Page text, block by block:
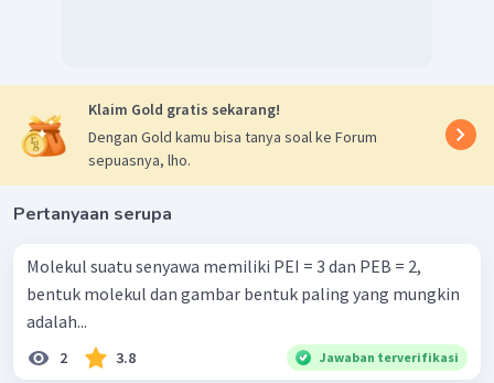
Klaim Gold gratis sekarang!
Dengan Gold kamu bisa tanya soal ke Forum
sepuasnya, lho.
Pertanyaan serupa
Molekul suatu senyawa memiliki PEI = 3 dan PEB = 2,
bentuk molekul dan gambar bentuk paling yang mungkin
adalah...
2 3.8 Jawaban terverifikasi